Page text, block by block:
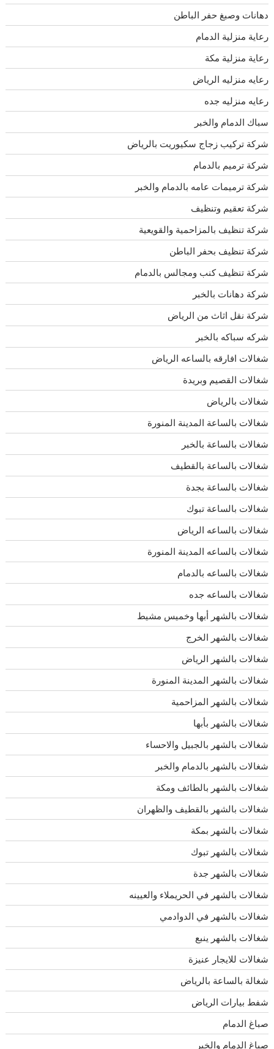
دهانات وصبغ حفر الباطن
رعاية منزلية الدمام
رعاية منزلية مكة
رعايه منزليه الرياض
رعايه منزليه جده
سباك الدمام والخبر
شركة تركيب زجاج سكيوريت بالرياض
شركة ترميم بالدمام
شركة ترميمات عامه بالدمام والخبر
شركة تعقيم وتنظيف
شركة تنظيف بالمزاحمية والقويعية
شركة تنظيف بحفر الباطن
شركة تنظيف كنب ومجالس بالدمام
شركة دهانات بالخبر
شركة نقل اثاث من الرياض
شركه سباكه بالخبر
شغالات افارقه بالساعه الرياض
شغالات القصيم وبريدة
شغالات بالرياض
شغالات بالساعة المدينة المنورة
شغالات بالساعة بالخبر
شغالات بالساعة بالقطيف
شغالات بالساعة بجدة
شغالات بالساعة تبوك
شغالات بالساعه الرياض
شغالات بالساعه المدينة المنورة
شغالات بالساعه بالدمام
شغالات بالساعه جده
شغالات بالشهر أبها وخميس مشيط
شغالات بالشهر الخرج
شغالات بالشهر الرياض
شغالات بالشهر المدينة المنورة
شغالات بالشهر المزاحمية
شغالات بالشهر بأبها
شغالات بالشهر بالجبيل والاحساء
شغالات بالشهر بالدمام والخبر
شغالات بالشهر بالطائف ومكة
شغالات بالشهر بالقطيف والظهران
شغالات بالشهر بمكة
شغالات بالشهر تبوك
شغالات بالشهر جدة
شغالات بالشهر في الحريملاء والعيينه
شغالات بالشهر في الدوادمي
شغالات بالشهر ينبع
شغالات للايجار عنيزة
شغالة بالساعة بالرياض
شفط بيارات الرياض
صباغ الدمام
صباغ الدمام والخبر